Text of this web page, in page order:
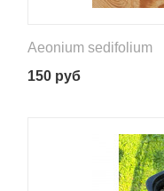
Aeonium sedifolium
150 руб